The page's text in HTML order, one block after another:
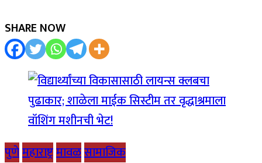
SHARE NOW
पुणेमहाराष्ट्रमावळसामाजिक